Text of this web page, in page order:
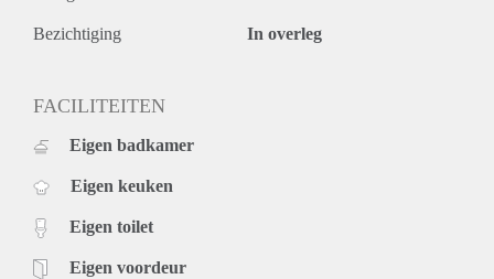
Bezichtiging In overleg
FACILITEITEN
Eigen badkamer
Eigen keuken
Eigen toilet
Eigen voordeur